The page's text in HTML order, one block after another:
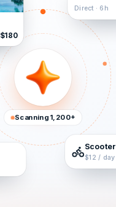
$180
Direct · 6h
Scooter
$12 / day
Scanning 1,200+